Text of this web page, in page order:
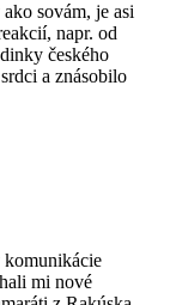
sovám, je asi
napr. od
českého
a znásobilo
komunikácie
mi nové